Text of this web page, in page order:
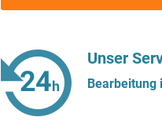
Unser
Bearbeitung